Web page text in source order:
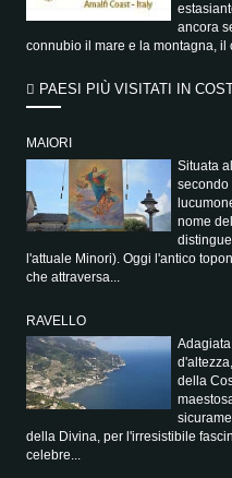
ancora
connubio il mare e la montagna, il
PAESI PIÙ VISITATI IN
MAIORI
Situata
secondo
nome
l'attuale Minori). Oggi l'antico
che attraversa...
RAVELLO
della
della Divina, per l'irresistibile
celebre...